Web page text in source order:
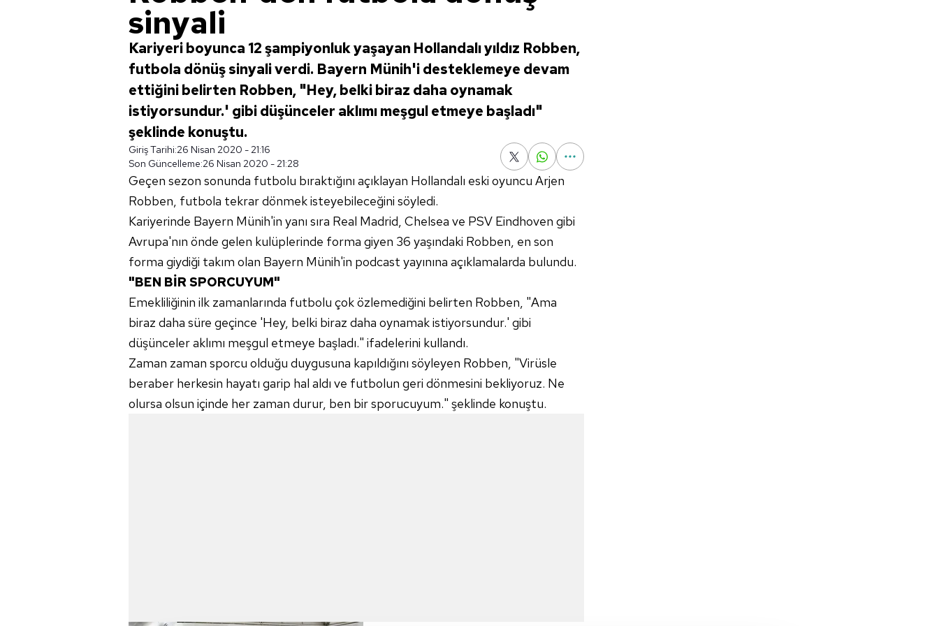
sinyali
Kariyeri boyunca 12 şampiyonluk yaşayan Hollandalı yıldız Robben,
futbola dönüş sinyali verdi. Bayern Münih'i desteklemeye devam
ettiğini belirten Robben, "Hey, belki biraz daha oynamak
istiyorsundur.' gibi düşünceler aklımı meşgul etmeye başladı"
şeklinde konuştu.
Giriş Tarihi:26 Nisan 2020 - 21:16
Son Güncelleme:26 Nisan 2020 - 21:28
Geçen sezon sonunda futbolu bıraktığını açıklayan Hollandalı eski oyuncu Arjen
Robben, futbola tekrar dönmek isteyebileceğini söyledi.
Kariyerinde Bayern Münih'in yanı sıra Real Madrid, Chelsea ve PSV Eindhoven gibi
Avrupa'nın önde gelen kulüplerinde forma giyen 36 yaşındaki Robben, en son
forma giydiği takım olan Bayern Münih'in podcast yayınına açıklamalarda bulundu.
"BEN BİR SPORCUYUM"
Emekliliğinin ilk zamanlarında futbolu çok özlemediğini belirten Robben, "Ama
biraz daha süre geçince 'Hey, belki biraz daha oynamak istiyorsundur.' gibi
düşünceler aklımı meşgul etmeye başladı." ifadelerini kullandı.
Zaman zaman sporcu olduğu duygusuna kapıldığını söyleyen Robben, "Virüsle
beraber herkesin hayatı garip hal aldı ve futbolun geri dönmesini bekliyoruz. Ne
olursa olsun içinde her zaman durur, ben bir sporucuyum." şeklinde konuştu.